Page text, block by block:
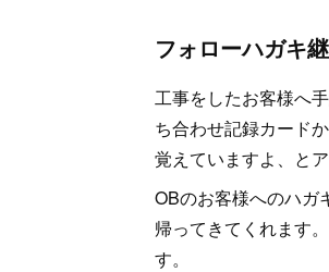
フォローハガキ
工事をしたお客様へ
ち合わせ記録カード
覚えていますよ、とア
OBのお客様へのハガ
帰ってきてくれます
す。